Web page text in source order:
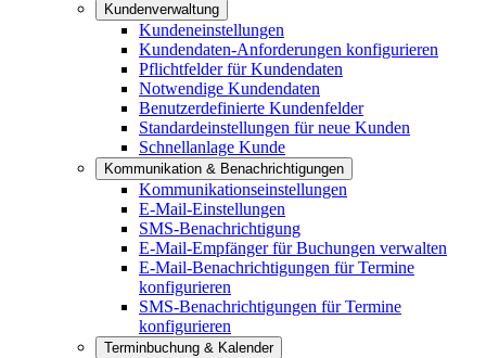
Kundenverwaltung
Kundeneinstellungen
Kundendaten-Anforderungen konfigurieren
Pflichtfelder für Kundendaten
Notwendige Kundendaten
Benutzerdefinierte Kundenfelder
Standardeinstellungen für neue Kunden
Schnellanlage Kunde
Kommunikation & Benachrichtigungen
Kommunikationseinstellungen
E-Mail-Einstellungen
SMS-Benachrichtigung
E-Mail-Empfänger für Buchungen verwalten
E-Mail-Benachrichtigungen für Termine
konfigurieren
SMS-Benachrichtigungen für Termine
konfigurieren
Terminbuchung & Kalender